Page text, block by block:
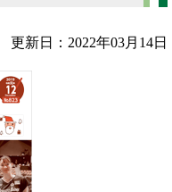
更新日：2022年03月14日